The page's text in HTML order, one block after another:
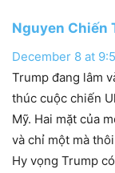
Nguyen Chiến
December 8 at
Trump đang lâm
thúc cuộc chiến
Mỹ. Hai mặt của
và chỉ một mà
Hy vọng Trump